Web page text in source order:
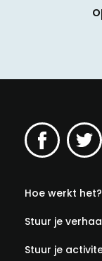
Hoe werkt het?
Stuur je
Stuur je